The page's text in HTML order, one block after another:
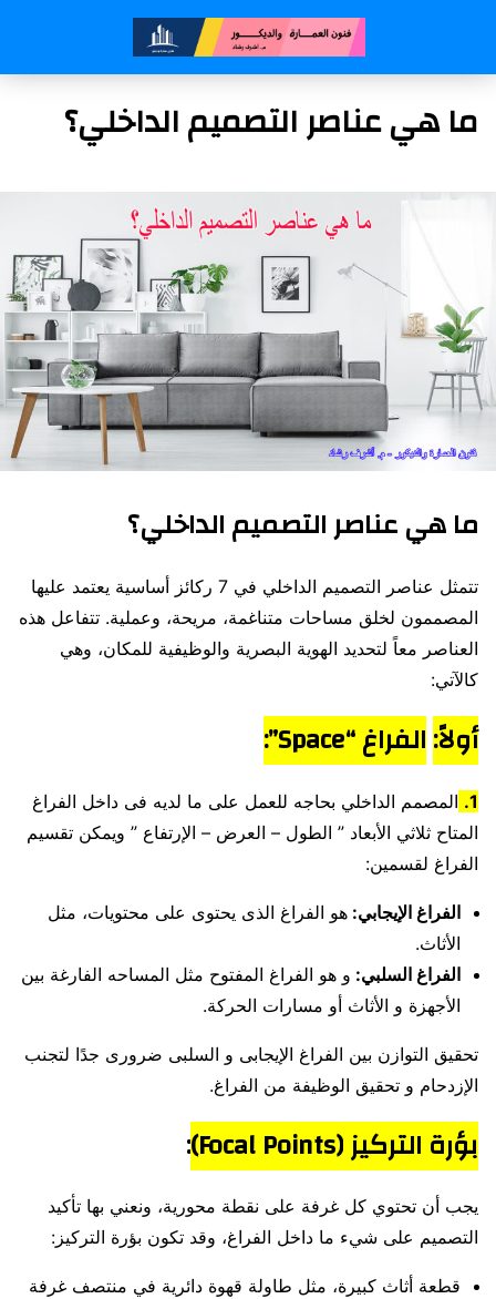
ما هي عناصر التصميم الداخلي؟
ما هي عناصر التصميم الداخلي؟
تتمثل عناصر التصميم الداخلي في 7 ركائز أساسية يعتمد عليها
المصممون لخلق مساحات متناغمة، مريحة، وعملية. تتفاعل هذه
العناصر معاً لتحديد الهوية البصرية والوظيفية للمكان، وهي
كالآتي:
أولاً:الفراغ “Space”:
1. المصمم الداخلي بحاجه للعمل على ما لديه فى داخل الفراغ
المتاح ثلاثي الأبعاد ” الطول – العرض – الإرتفاع ” ويمكن تقسيم
الفراغ لقسمين:
الفراغ الإيجابي: هو الفراغ الذى يحتوى على محتويات، مثل
الأثاث.
الفراغ السلبي: و هو الفراغ المفتوح مثل المساحه الفارغة بين
الأجهزة و الأثاث أو مسارات الحركة.
تحقيق التوازن بين الفراغ الإيجابى و السلبى ضرورى جدًا لتجنب
الإزدحام و تحقيق الوظيفة من الفراغ.
بؤرة التركيز(Focal Points)
:
يجب أن تحتوي كل غرفة على نقطة محورية، ونعني بها تأكيد
التصميم على شيء ما داخل الفراغ، وقد تكون بؤرة التركيز:
قطعة أثاث كبيرة، مثل طاولة قهوة دائرية في منتصف غرفة